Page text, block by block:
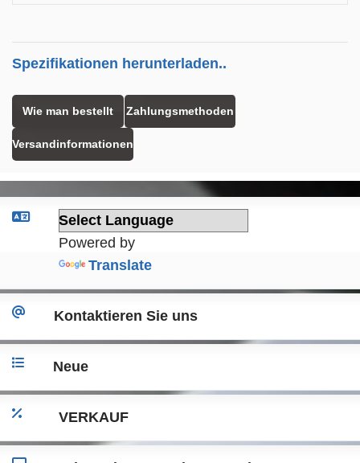
Spezifikationen herunterladen..
Wie man bestellt Zahlungsmethoden
Versandinformationen
Powered by
Translate
Kontaktieren Sie uns
Neue
VERKAUF